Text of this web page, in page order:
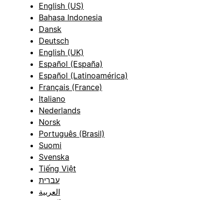
English (US)
Bahasa Indonesia
Dansk
Deutsch
English (UK)
Español (España)
Español (Latinoamérica)
Français (France)
Italiano
Nederlands
Norsk
Português (Brasil)
Suomi
Svenska
Tiếng Việt
עברית
العربية